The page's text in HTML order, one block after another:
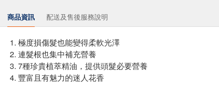
商品資訊 配送及售後服務說明
1. 極度損傷髮也能變得柔軟光澤
2. 連髮根也集中補充營養
3. 7種珍貴植萃精油，提供頭髮必要營養
4. 豐富且有魅力的迷人花香